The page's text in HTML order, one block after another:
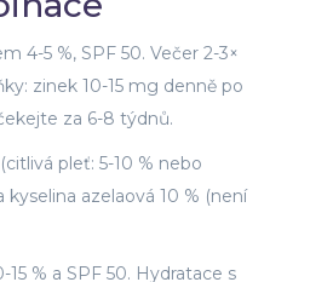
4-5 %, SPF 50. Večer 2-3×
zinek 10-15 mg denně po
za 6-8 týdnů.
pleť: 5-10 % nebo
azelaová 10 % (není
% a SPF 50. Hydratace s